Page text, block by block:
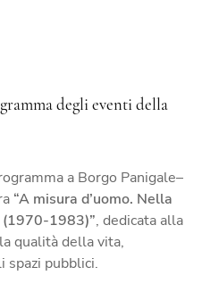
degli eventi della
a Borgo Panigale–
“A misura d’uomo. Nella
(1970-1983)”, dedicata alla
qualità della vita,
spazi pubblici.